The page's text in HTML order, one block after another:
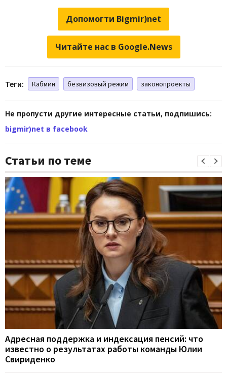
Допомогти Bigmir)net
Читайте нас в Google.News
Теги: Кабмин безвизовый режим законопроекты
Не пропусти другие интересные статьи, подпишись:
bigmir)net в facebook
Статьи по теме
Адресная поддержка и индексация пенсий: что
известно о результатах работы команды Юлии
Свириденко